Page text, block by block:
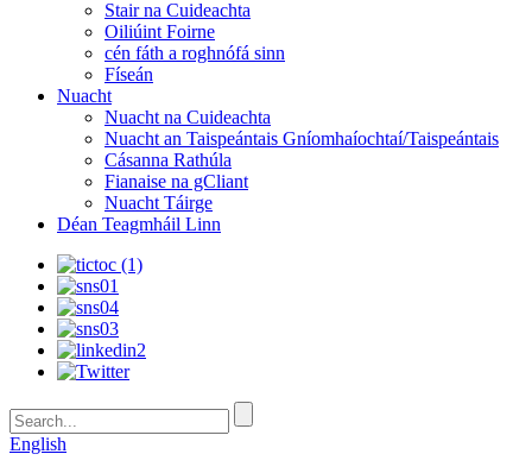
Stair na Cuideachta
Oiliúint Foirne
cén fáth a roghnófá sinn
Físeán
Nuacht
Nuacht na Cuideachta
Nuacht an Taispeántais Gníomhaíochtaí/Taispeántais
Cásanna Rathúla
Fianaise na gCliant
Nuacht Táirge
Déan Teagmháil Linn
English